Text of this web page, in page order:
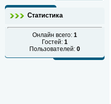
Статистика
Онлайн всего: 1
Гостей: 1
Пользователей: 0